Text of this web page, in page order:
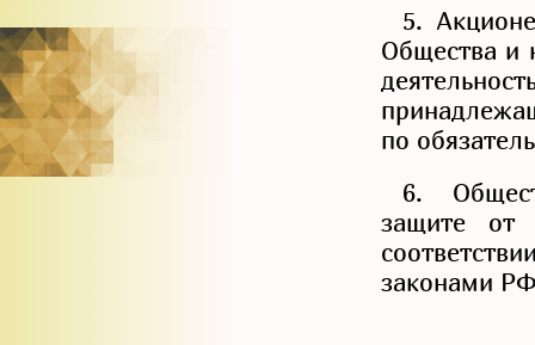
5.
Общества и
по
6.
защите от
законами